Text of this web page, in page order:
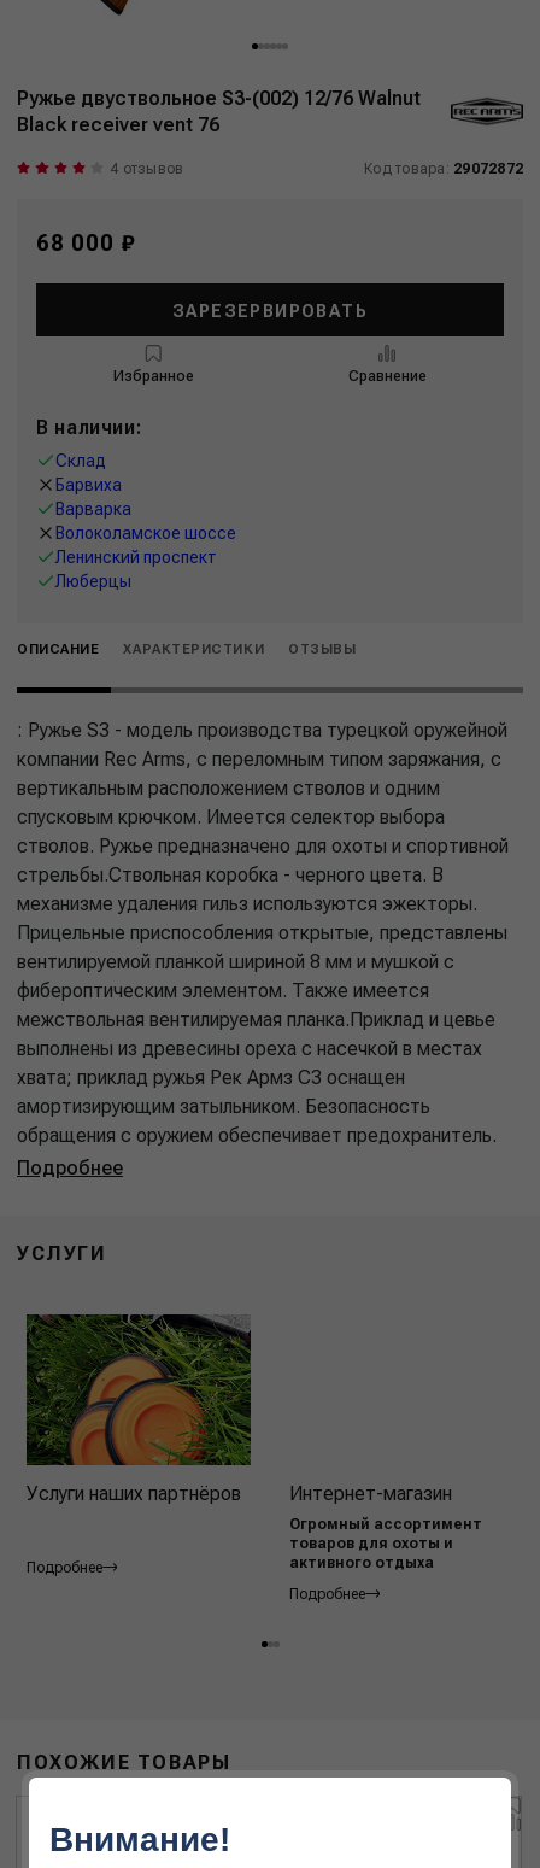
Ружье двуствольное S3-(002) 12/76 Walnut
Black receiver vent 76
4 отзывов Код товара: 29072872
68 000 ₽
ЗАРЕЗЕРВИРОВАТЬ
Избранное Сравнение
В наличии:
Склад
Барвиха
Варварка
Волоколамское шоссе
Ленинский проспект
Люберцы
ОПИСАНИЕ ХАРАКТЕРИСТИКИ ОТЗЫВЫ
: Ружье S3 - модель производства турецкой оружейной
компании Rec Arms, с переломным типом заряжания, с
вертикальным расположением стволов и одним
спусковым крючком. Имеется селектор выбора
стволов. Ружье предназначено для охоты и спортивной
стрельбы.Ствольная коробка - черного цвета. В
механизме удаления гильз используются эжекторы.
Прицельные приспособления открытые, представлены
вентилируемой планкой шириной 8 мм и мушкой с
фибероптическим элементом. Также имеется
межствольная вентилируемая планка.Приклад и цевье
выполнены из древесины ореха с насечкой в местах
хвата; приклад ружья Рек Армз С3 оснащен
амортизирующим затыльником. Безопасность
обращения с оружием обеспечивает предохранитель.
Подробнее
УСЛУГИ
Услуги наших партнёров
Подробнее
Интернет-магазин
Огромный ассортимент
товаров для охоты и
активного отдыха
Подробнее
ПОХОЖИЕ ТОВАРЫ
Внимание!